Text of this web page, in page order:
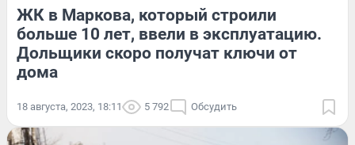
ЖК в Маркова, который строили
больше 10 лет, ввели в эксплуатацию.
Дольщики скоро получат ключи от
дома
18 августа, 2023, 18:11 5 792 Обсудить